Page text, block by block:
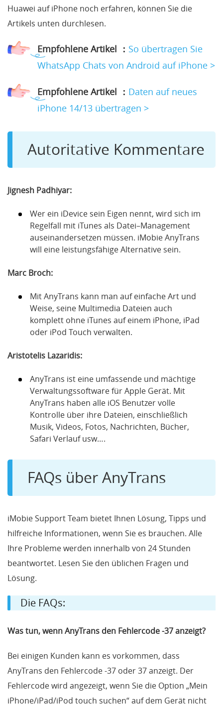
Huawei auf iPhone noch erfahren, können Sie die
Artikels unten durchlesen.
Empfohlene Artikel ： So übertragen Sie
WhatsApp Chats von Android auf iPhone >
Empfohlene Artikel ： Daten auf neues
iPhone 14/13 übertragen >
Autoritative Kommentare
Jignesh Padhiyar:
Wer ein iDevice sein Eigen nennt, wird sich im
Regelfall mit iTunes als Datei–Management
auseinandersetzen müssen. iMobie AnyTrans
will eine leistungsfähige Alternative sein.
Marc Broch:
Mit AnyTrans kann man auf einfache Art und
Weise, seine Multimedia Dateien auch
komplett ohne iTunes auf einem iPhone, iPad
oder iPod Touch verwalten.
Aristotelis Lazaridis:
AnyTrans ist eine umfassende und mächtige
Verwaltungssoftware für Apple Gerät. Mit
AnyTrans haben alle iOS Benutzer volle
Kontrolle über ihre Dateien, einschließlich
Musik, Videos, Fotos, Nachrichten, Bücher,
Safari Verlauf usw….
FAQs über AnyTrans
iMobie Support Team bietet Ihnen Lösung, Tipps und
hilfreiche Informationen, wenn Sie es brauchen. Alle
Ihre Probleme werden innerhalb von 24 Stunden
beantwortet. Lesen Sie den üblichen Fragen und
Lösung.
Die FAQs:
Was tun, wenn AnyTrans den Fehlercode -37 anzeigt?
Bei einigen Kunden kann es vorkommen, dass
AnyTrans den Fehlercode -37 oder 37 anzeigt. Der
Fehlercode wird angezeigt, wenn Sie die Option „Mein
iPhone/iPad/iPod touch suchen“ auf dem Gerät nicht